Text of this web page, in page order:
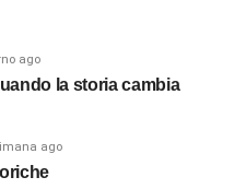
ago
la storia cambia
ago